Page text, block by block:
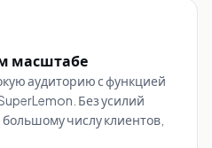
масштабе
аудиторию с функцией
Без усилий
числу клиентов,